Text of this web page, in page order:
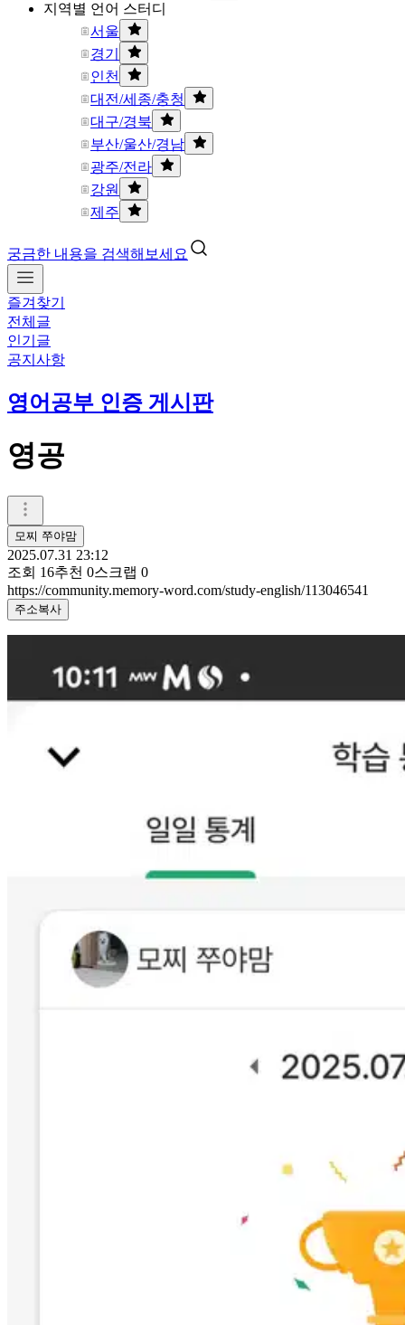
지역별 언어 스터디
서울
경기
인천
대전/세종/충청
대구/경북
부산/울산/경남
광주/전라
강원
제주
궁금한 내용을 검색해보세요
즐겨찾기
전체글
인기글
공지사항
영어공부 인증 게시판
영공
모찌 쭈야맘
2025.07.31 23:12
조회 16추천 0스크랩 0
https://community.memory-word.com/study-english/113046541
주소복사